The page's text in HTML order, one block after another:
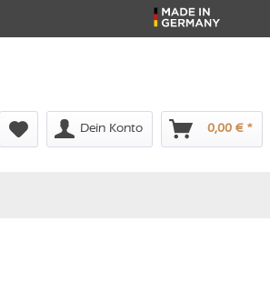
Dein Konto 0,00 € *